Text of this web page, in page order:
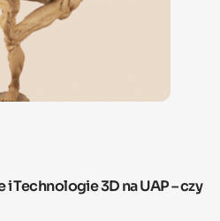
Technologie 3D na UAP – czy